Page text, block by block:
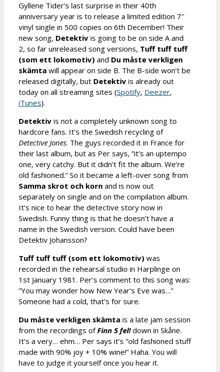
Gyllene Tider’s last surprise in their 40th
anniversary year is to release a limited edition 7″
vinyl single in 500 copies on 6th December! Their
new song, Detektiv is going to be on side A and
2, so far unreleased song versions, Tuff tuff tuff
(som ett lokomotiv) and Du måste verkligen
skämta will appear on side B. The B-side won’t be
released digitally, but Detektiv is already out
today on all streaming sites (Spotify, Deezer,
iTunes).
Detektiv is not a completely unknown song to
hardcore fans. It’s the Swedish recycling of
Detective Jones. The guys recorded it in France for
their last album, but as Per says, ”it’s an uptempo
one, very catchy. But it didn’t fit the album. We’re
old fashioned.” So it became a left-over song from
Samma skrot och korn and is now out
separately on single and on the compilation album.
It’s nice to hear the detective story now in
Swedish. Funny thing is that he doesn’t have a
name in the Swedish version. Could have been
Detektiv Johansson?
Tuff tuff tuff (som ett lokomotiv) was
recorded in the rehearsal studio in Harplinge on
1st January 1981. Per’s comment to this song was:
”You may wonder how New Year’s Eve was…”
Someone had a cold, that’s for sure.
Du måste verkligen skämta is a late jam session
from the recordings ofFinn 5 fel!down in Skåne.
It’s a very… ehm… Per says it’s ”old fashioned stuff
made with 90% joy + 10% wine!” Haha. You will
have to judge it yourself once you hear it.